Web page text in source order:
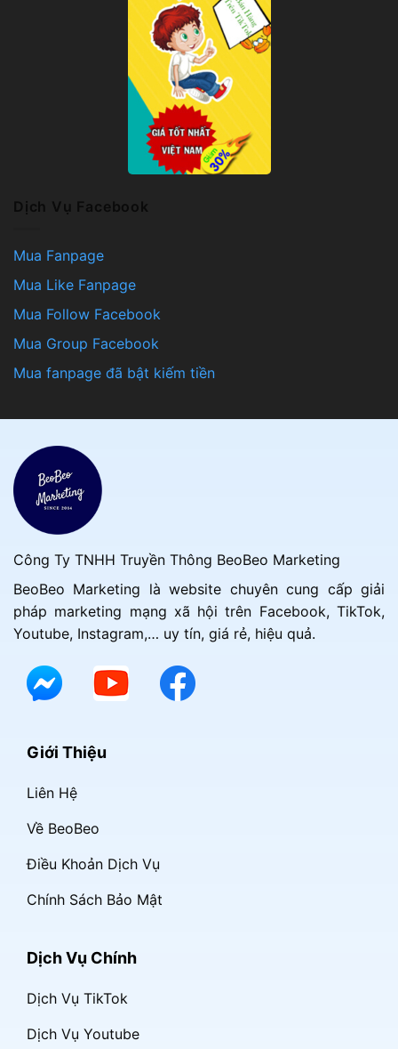
Dịch Vụ Facebook
Mua Fanpage
Mua Like Fanpage
Mua Follow Facebook
Mua Group Facebook
Mua fanpage đã bật kiếm tiền
Công Ty TNHH Truyền Thông BeoBeo Marketing
BeoBeo Marketing là website chuyên cung cấp giải
pháp marketing mạng xã hội trên Facebook, TikTok,
Youtube, Instagram,… uy tín, giá rẻ, hiệu quả.
Giới Thiệu
Liên Hệ
Về BeoBeo
Điều Khoản Dịch Vụ
Chính Sách Bảo Mật
Dịch Vụ Chính
Dịch Vụ TikTok
Dịch Vụ Youtube